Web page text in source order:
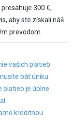
300 €,
aby ste získali náš
prevodom.
vašich platieb
báť úniku
platieb je úplne
kreditnou